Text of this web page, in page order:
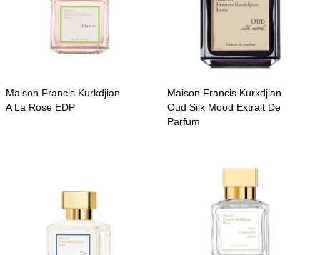
Maison Francis Kurkdjian
A La Rose EDP
Maison Francis Kurkdjian
Oud Silk Mood Extrait De
Parfum